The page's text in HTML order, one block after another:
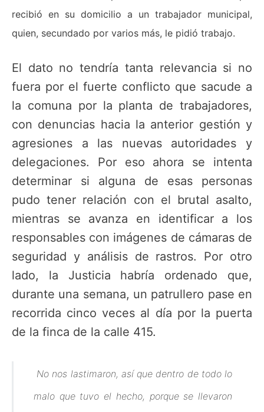
recibió en su domicilio a un trabajador municipal,
quien, secundado por varios más, le pidió trabajo.
El dato no tendría tanta relevancia si no
fuera por el fuerte conflicto que sacude a
la comuna por la planta de trabajadores,
con denuncias hacia la anterior gestión y
agresiones a las nuevas autoridades y
delegaciones. Por eso ahora se intenta
determinar si alguna de esas personas
pudo tener relación con el brutal asalto,
mientras se avanza en identificar a los
responsables con imágenes de cámaras de
seguridad y análisis de rastros. Por otro
lado, la Justicia habría ordenado que,
durante una semana, un patrullero pase en
recorrida cinco veces al día por la puerta
de la finca de la calle 415.
No nos lastimaron, así que dentro de todo lo
malo que tuvo el hecho, porque se llevaron